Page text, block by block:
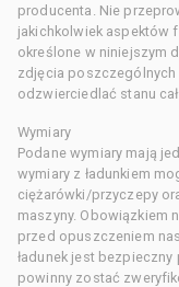
producenta. Nie
jakichkolwiek aspektów
określone w niniejszym
zdjęcia
odzwierciedlać stanu
Wymiary
Podane wymiary mają
wymiary z ładunkiem
ciężarówki/przyczepy
maszyny. Obowiązkiem
przed opuszczeniem
ładunek jest
powinny zostać